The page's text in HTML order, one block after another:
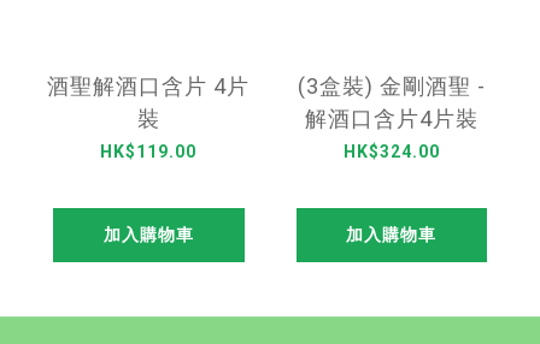
酒聖解酒口含片 4片
裝
HK$119.00
加入購物車
(3盒裝) 金剛酒聖 -
解酒口含片4片裝
HK$324.00
加入購物車